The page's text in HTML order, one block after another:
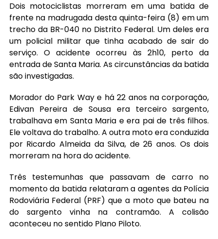
Dois motociclistas morreram em uma batida de
frente na madrugada desta quinta-feira (8) em um
trecho da BR-040 no Distrito Federal. Um deles era
um policial militar que tinha acabado de sair do
serviço. O acidente ocorreu às 2h10, perto da
entrada de Santa Maria. As circunstâncias da batida
são investigadas.
Morador do Park Way e há 22 anos na corporação,
Edivan Pereira de Sousa era terceiro sargento,
trabalhava em Santa Maria e era pai de três filhos.
Ele voltava do trabalho. A outra moto era conduzida
por Ricardo Almeida da Silva, de 26 anos. Os dois
morreram na hora do acidente.
Três testemunhas que passavam de carro no
momento da batida relataram a agentes da Polícia
Rodoviária Federal (PRF) que a moto que bateu na
do sargento vinha na contramão. A colisão
aconteceu no sentido Plano Piloto.